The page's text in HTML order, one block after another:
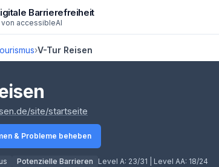
Barrierefreiheit
accessibleAI
›V-Tur Reisen
site/startseite
& Probleme beheben
Potenzielle Barrieren Level A: 23/31 | Level AA: 18/24